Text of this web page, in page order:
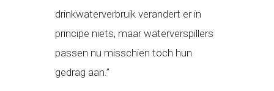
drinkwaterverbruik verandert er in
principe niets, maar waterverspillers
passen nu misschien toch hun
gedrag aan.”